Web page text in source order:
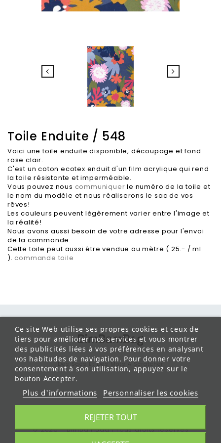
Toile Enduite / 548
Voici une toile enduite disponible, découpage et fond
rose clair.
C'est un coton ecotex enduit d'un film acrylique qui rend
la toile résistante et imperméable.
Vous pouvez nous communiquer le numéro de la toile et
le nom du modèle et nous réaliserons le sac de vos
rêves!
Les couleurs peuvent légèrement varier entre l'image et
la réalité!
Nous avons aussi besoin de votre adresse pour l'envoi
de la commande.
Cette toile peut aussi être vendue au mètre ( 25.- / ml
). commande toile
Des Sacs Et Des Mots À Scratcher
Des Sacs Made In Vevey
Ce site Web utilise ses propres cookies et ceux de
tiers pour améliorer nos services et vous montrer
des publicités liées à vos préférences en analysant
vos habitudes de navigation. Pour donner votre
consentement à son utilisation, appuyez sur le
bouton Accepter.
Plus d'informations Personnaliser les cookies
REJETER TOUT
© 2026 - BimBamBag | Tous droits réservés